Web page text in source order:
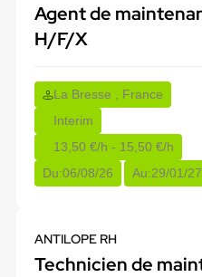
Agent de
H/F/X
La Bresse , France
Interim
13,50 €/h - 15,50 €/h
Du:06/08/26 Au:29/01/27
ANTILOPE RH
Technicien de